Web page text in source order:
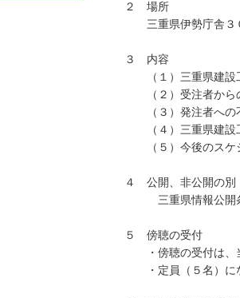
２ 場所
三重県伊勢庁舎３０
３ 内容
（１）三重県建設工
（２）受注者から
（３）発注者への
（４）三重県建設
（５）今後のスケ
４ 公開、非公開の別
三重県情報公開条
５ 傍聴の受付
・傍聴の受付は、当
・定員（５名）にな